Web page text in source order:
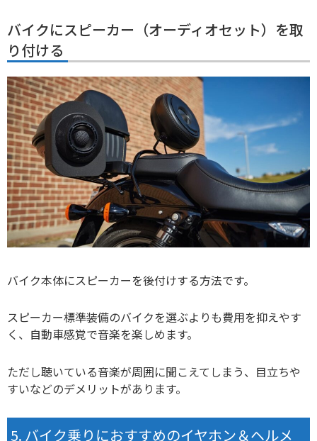
バイクにスピーカー（オーディオセット）を取
り付ける
バイク本体にスピーカーを後付けする方法です。
スピーカー標準装備のバイクを選ぶよりも費用を抑えやす
く、自動車感覚で音楽を楽しめます。
ただし聴いている音楽が周囲に聞こえてしまう、目立ちや
すいなどのデメリットがあります。
バイク乗りにおすすめのイヤホン＆ヘルメ